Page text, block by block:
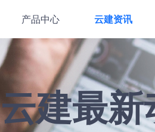
产品中心 云建资讯
云建最